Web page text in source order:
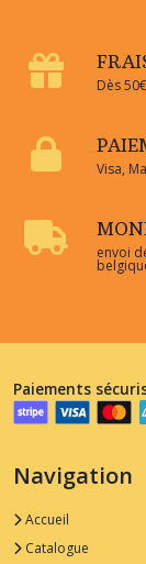
Dès
Visa,
envoi
Paiements
Navigation
Accueil
Catalogue